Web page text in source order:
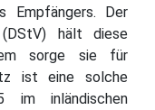
Empfängers. Der
(DStV) hält diese
sorge sie für
ist eine solche
im inländischen